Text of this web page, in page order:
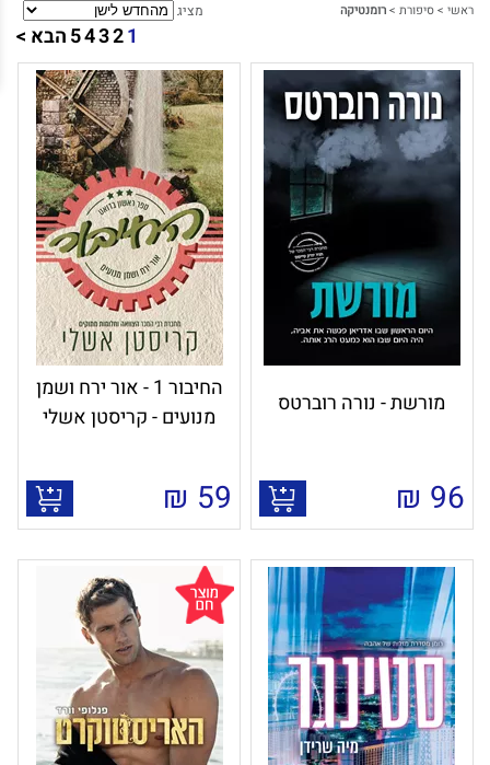
ראשי >סיפורת >רומנטיקה מציג
1
2
3
4
5הבא >
מורשת - נורה רוברטס
96
₪
החיבור 1 - אור ירח ושמן
מנועים - קריסטן אשלי
59
₪